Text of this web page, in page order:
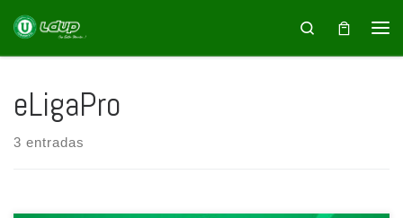
Saltar al contenido Search
eLigaPro
3 entradas